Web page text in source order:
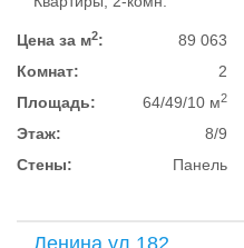
Цена за м2:
89 063
Комнат:
2
Площадь:
64/49/10 м2
Этаж:
8/9
Стены:
Панель
Ленина ул 182